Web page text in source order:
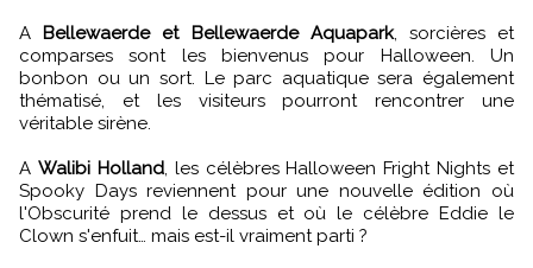
A Bellewaerde et Bellewaerde Aquapark, sorcières et
comparses sont les bienvenus pour Halloween. Un
bonbon ou un sort. Le parc aquatique sera également
thématisé, et les visiteurs pourront rencontrer une
véritable sirène.
A Walibi Holland, les célèbres Halloween Fright Nights et
Spooky Days reviennent pour une nouvelle édition où
l'Obscurité prend le dessus et où le célèbre Eddie le
Clown s'enfuit… mais est-il vraiment parti ?